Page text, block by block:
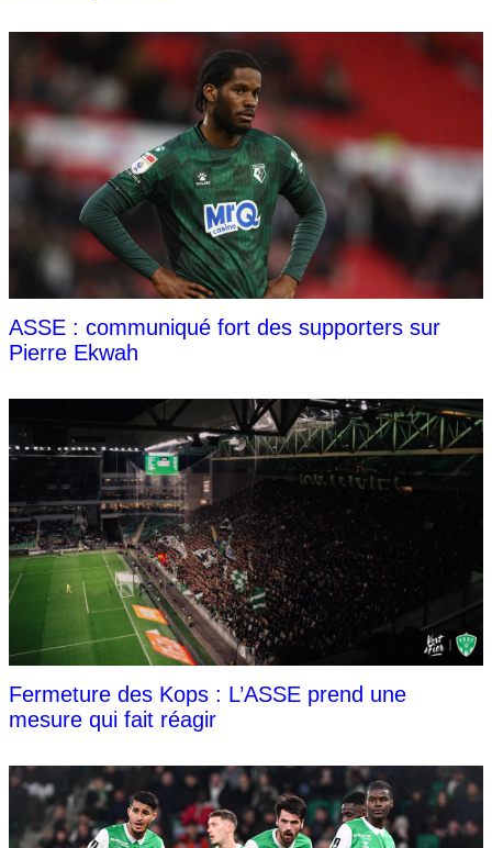
ASSE : communiqué fort des supporters sur
Pierre Ekwah
Fermeture des Kops : L’ASSE prend une
mesure qui fait réagir